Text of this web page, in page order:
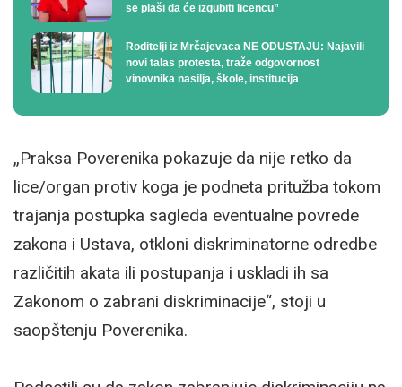
se plaši da će izgubiti licencu”
Roditelji iz Mrčajevaca NE ODUSTAJU: Najavili
novi talas protesta, traže odgovornost
vinovnika nasilja, škole, institucija
„Praksa Poverenika pokazuje da nije retko da
lice/organ protiv koga je podneta pritužba tokom
trajanja postupka sagleda eventualne povrede
zakona i Ustava, otkloni diskriminatorne odredbe
različitih akata ili postupanja i uskladi ih sa
Zakonom o zabrani diskriminacije“, stoji u
saopštenju Poverenika.